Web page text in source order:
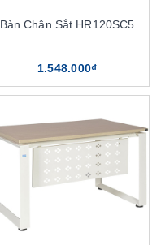
Bàn Chân Sắt HR120SC5
1.548.000₫